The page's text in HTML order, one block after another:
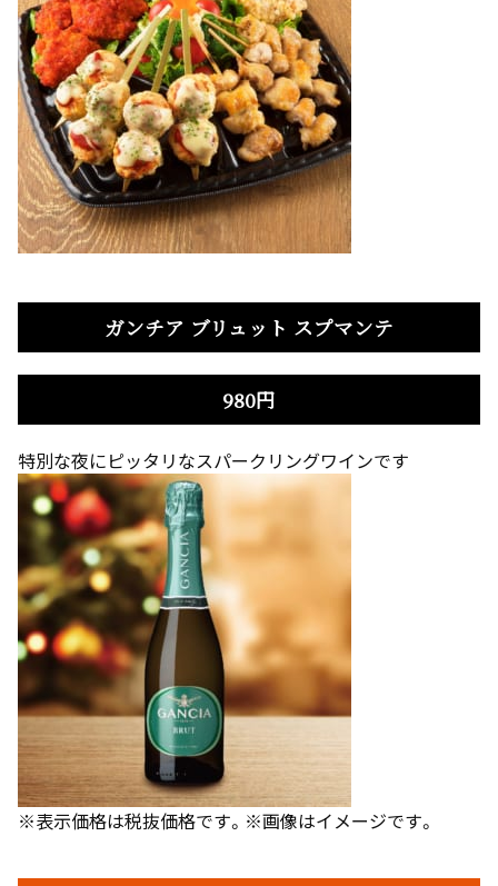
ガンチア ブリュット スプマンテ
980円
特別な夜にピッタリなスパークリングワインです
※表示価格は税抜価格です。※画像はイメージです。